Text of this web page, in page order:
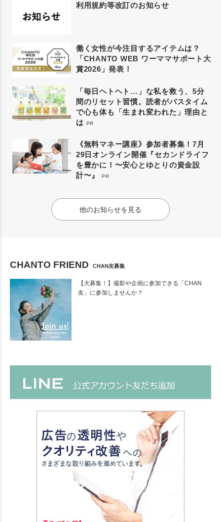
利用規約等改訂のお知らせ
働く女性が今注目するアイテムは？
「CHANTO WEB ワーママサポート大
賞2026」発表！
「毎日ヘトヘト…」な私を救う、5分
間のリセット習慣。読者がバスタイム
で心も体も「生まれ変われた」理由と
は PR
《無料マネー講座》参加者募集！7月
29日オンライン開催『セカンドライフ
を豊かに！〜安心とゆとりの資金設
計〜』
PR
他のお知らせを見る
CHANTO FRIEND CHAN友募集
【大募集！】撮影や企画に参加できる「CHAN
友」に参加しませんか？